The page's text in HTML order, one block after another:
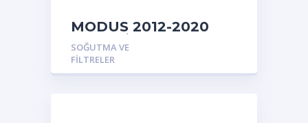
MODUS 2012-2020
HAVA FİLTRE BORUSU
SOĞUTMA VE
FILTRELER